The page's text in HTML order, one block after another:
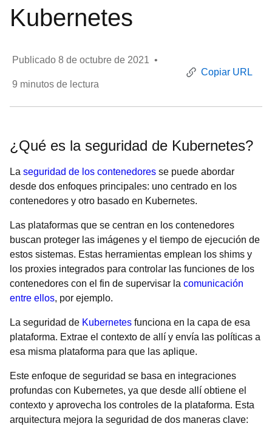
Kubernetes
Publicado 8 de octubre de 2021 •
9 minutos de lectura
Copiar URL
¿Qué es la seguridad de Kubernetes?
La seguridad de los contenedores se puede abordar
desde dos enfoques principales: uno centrado en los
contenedores y otro basado en Kubernetes.
Las plataformas que se centran en los contenedores
buscan proteger las imágenes y el tiempo de ejecución de
estos sistemas. Estas herramientas emplean los shims y
los proxies integrados para controlar las funciones de los
contenedores con el fin de supervisar la comunicación
entre ellos, por ejemplo.
La seguridad de Kubernetes funciona en la capa de esa
plataforma. Extrae el contexto de allí y envía las políticas a
esa misma plataforma para que las aplique.
Este enfoque de seguridad se basa en integraciones
profundas con Kubernetes, ya que desde allí obtiene el
contexto y aprovecha los controles de la plataforma. Esta
arquitectura mejora la seguridad de dos maneras clave: